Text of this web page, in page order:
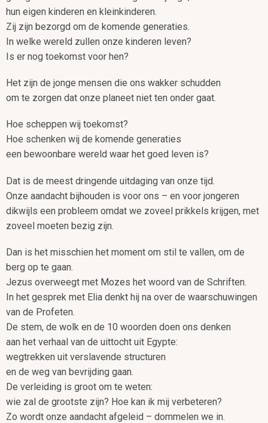
hun eigen kinderen en kleinkinderen.
Zij zijn bezorgd om de komende generaties.
In welke wereld zullen onze kinderen leven?
Is er nog toekomst voor hen?
Het zijn de jonge mensen die ons wakker schudden
om te zorgen dat onze planeet niet ten onder gaat.
Hoe scheppen wij toekomst?
Hoe schenken wij de komende generaties
een bewoonbare wereld waar het goed leven is?
Dat is de meest dringende uitdaging van onze tijd.
Onze aandacht bijhouden is voor ons – en voor jongeren
dikwijls een probleem omdat we zoveel prikkels krijgen, met
zoveel moeten bezig zijn.
Dan is het misschien het moment om stil te vallen, om de
berg op te gaan.
Jezus overweegt met Mozes het woord van de Schriften.
In het gesprek met Elia denkt hij na over de waarschuwingen
van de Profeten.
De stem, de wolk en de 10 woorden doen ons denken
aan het verhaal van de uittocht uit Egypte:
wegtrekken uit verslavende structuren
en de weg van bevrijding gaan.
De verleiding is groot om te weten:
wie zal de grootste zijn? Hoe kan ik mij verbeteren?
Zo wordt onze aandacht afgeleid – dommelen we in.